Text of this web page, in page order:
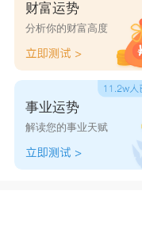
许瑗文
许关萍 许秀潼
许全红 许洪霞
财富运势
分析你的财富高度
事业运势
解读您的事业天赋